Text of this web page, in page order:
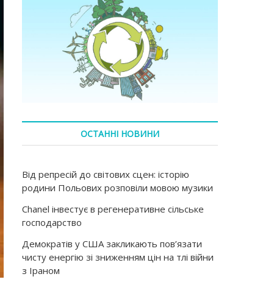
ОСТАННІ НОВИНИ
Від репресій до світових сцен: історію
родини Польових розповіли мовою музики
Chanel інвестує в регенеративне сільське
господарство
Демократів у США закликають пов’язати
чисту енергію зі зниженням цін на тлі війни
з Іраном